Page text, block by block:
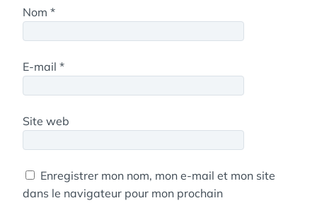
Nom *
E-mail *
Site web
Enregistrer mon nom, mon e-mail et mon site
dans le navigateur pour mon prochain